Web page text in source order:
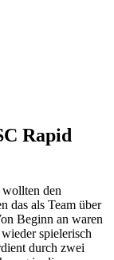
Rapid
den
das als Team über
Beginn an waren
spielerisch
durch zwei